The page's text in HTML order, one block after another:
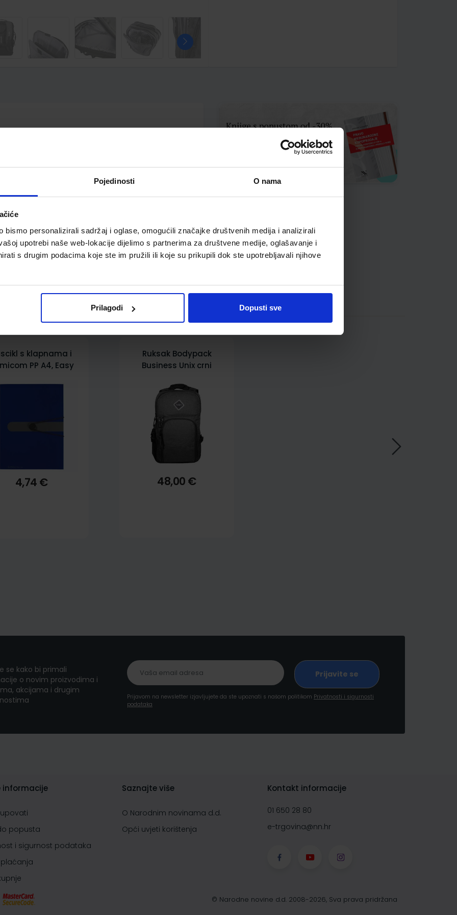
Pojedinosti O nama
bismo personalizirali sadržaj i oglase, omogućili značajke društvenih medija i analizirali
upotrebi naše web-lokacije dijelimo s partnerima za društvene medije, oglašavanje i
s drugim podacima koje ste im pružili ili koje su prikupili dok ste upotrebljavali njihove
Prilagodi Dopusti sve
pretinca od kojih je jedan proširiv i otvara se za
za kratka ili poslovna putovanja; dva prednja
(blokada elektromagnetskih signala za zaštitu
podložene naramenice, podstavljena, prozračna
za kofer
i ovo…
s klapnama i
PP A4, Easy
4,74 €
Ruksak Bodypack
Business Unix crni
48,00 €
se kako bi primali
o novim proizvodima i
akcijama i drugim
Prijavom na newsletter izjavljujete da ste upoznati s našom politikom Privatnosti i sigurnosti
podataka
informacije
popusta
i sigurnost podataka
Saznajte više
O Narodnim novinama d.d.
Opći uvjeti korištenja
Kontakt informacije
01 650 28 80
e-trgovina@nn.hr
© Narodne novine d.d. 2008-2026, Sva prava pridržana